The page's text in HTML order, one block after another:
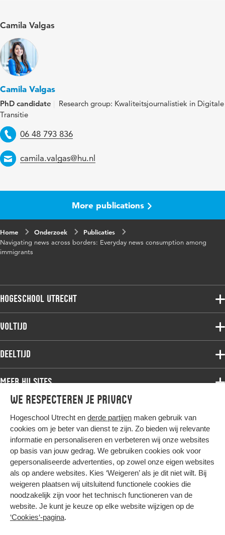
We respecteren je privacy
Hogeschool Utrecht en derde partijen maken gebruik van
cookies om je beter van dienst te zijn. Zo bieden wij relevante
informatie en personaliseren en verbeteren wij onze websites
op basis van jouw gedrag. We gebruiken cookies ook voor
gepersonaliseerde advertenties, op zowel onze eigen websites
als op andere websites. Kies ‘Weigeren’ als je dit niet wilt. Bij
weigeren plaatsen wij uitsluitend functionele cookies die
noodzakelijk zijn voor het technisch functioneren van de
website. Je kunt je keuze op elke website wijzigen op de
‘Cookies‘-pagina.
in
Key words
Object
Identifier
Page
range
1-20
Camila Valgas
Camila Valgas
PhD candidate
Research group: Kwaliteitsjournalistiek in Digitale
Transitie
Telephone
06 48 793 836
Email
camila.valgas@hu.nl
More publications
Home Onderzoek
Publicaties
Navigating news across borders: Everyday news consumption among
immigrants
Hogeschool Utrecht
Voltijdopleidingen
Deeltijdopleidingen
Onderzoek
Werken bij de HU
Contact
Voltijd
Associate degree
Bachelor
Master
Studiekeuze voltijd
Deeltijd
Associate degree
Bachelor
Master
Post-master
Studiekeuze deeltijd
Meer HU sites
HU International
HU Bibliotheek
HU Ontwikkelt
Duurzame HU
Intranet
Trajectum
Hier komt alles samen
Colofon
Privacy
Cookies